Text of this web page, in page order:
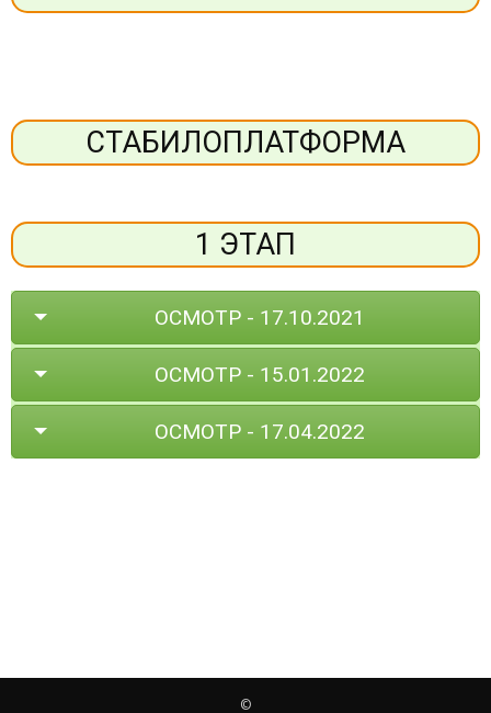
СТАБИЛОПЛАТФОРМА
1 ЭТАП
ОСМОТР - 17.10.2021
ОСМОТР - 15.01.2022
ОСМОТР - 17.04.2022
©